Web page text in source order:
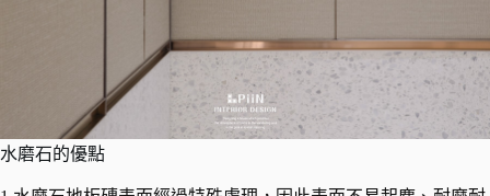
水磨石的優點